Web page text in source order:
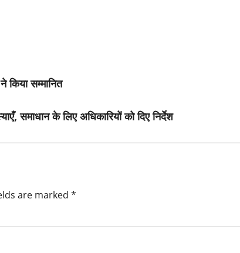
किया सम्मानित
समाधान के लिए अधिकारियों को दिए निर्देश
are marked *